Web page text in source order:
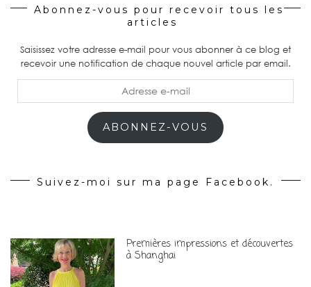
Abonnez-vous pour recevoir tous les
articles
Saisissez votre adresse e-mail pour vous abonner à ce blog et
recevoir une notification de chaque nouvel article par email.
ABONNEZ-VOUS
Suivez-moi sur ma page Facebook.
Premières impressions et découvertes
à Shanghai